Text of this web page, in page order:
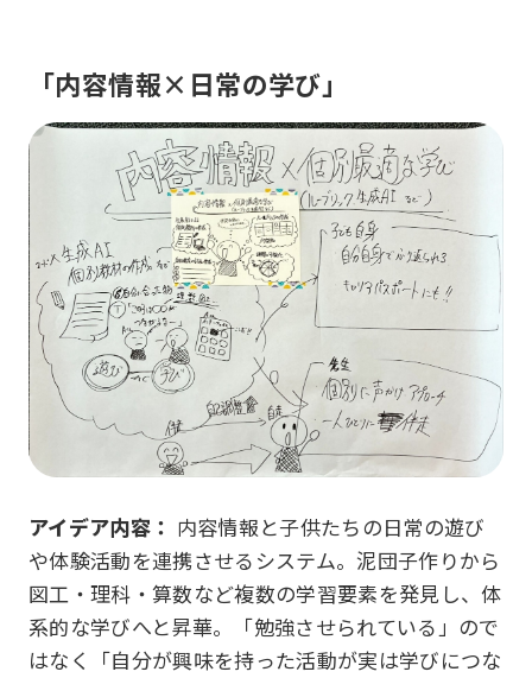
「内容情報×日常の学び」
アイデア内容： 内容情報と子供たちの日常の遊び
や体験活動を連携させるシステム。泥団子作りから
図工・理科・算数など複数の学習要素を発見し、体
系的な学びへと昇華。「勉強させられている」ので
はなく「自分が興味を持った活動が実は学びにつな